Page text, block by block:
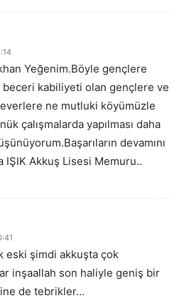
Yeğenim.Böyle gençlere
beceri kabiliyeti olan gençlere ve
ne mutluki köyümüzle
çalışmalarda yapılması daha
devamını
IŞIK Akkuş Lisesi Memuru..
eski şimdi akkuşta çok
inşaallah son haliyle geniş bir
de tebrikler…